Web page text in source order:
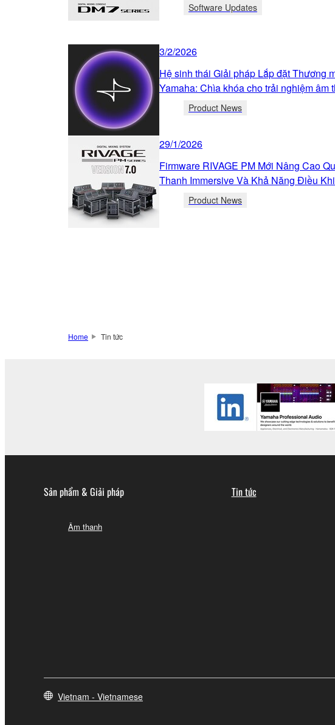
Software Updates
3/2/2026
Hệ sinh thái Giải pháp Lắp đặt Thương
Yamaha: Chìa khóa cho trải nghiệm âm
Product News
29/1/2026
Firmware RIVAGE PM Mới Nâng Cao
Thanh Immersive Và Khả Năng Điều
Product News
Home Tin tức
Sản phẩm & Giải pháp
Âm thanh
Tin tức
Vietnam - Vietnamese